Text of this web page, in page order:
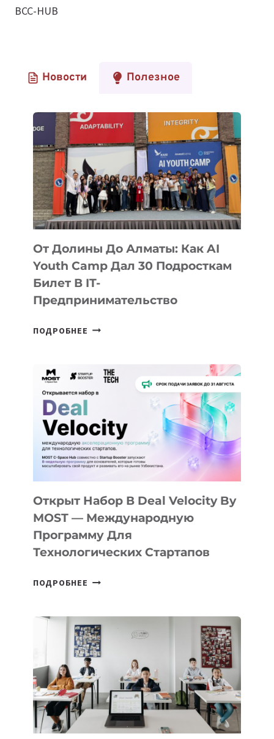
BCC-HUB
Новости Полезное
От Долины До Алматы: Как AI
Youth Camp Дал 30 Подросткам
Билет В IT-
Предпринимательство
ПОДРОБНЕЕ ОТ
АЛМАТЫ:
КАК
AI
YOUTH
CAMP
ДАЛ
30
ПОДРОСТКАМ
БИЛЕТ
В
ПРЕДПРИНИМАТЕЛЬСТВО
Открыт Набор В Deal Velocity By
MOST — Международную
Программу Для
Технологических Стартапов
ПОДРОБНЕЕ ОТКРЫТ
DEAL
VELOCITY
BY
MOST
—
МЕЖДУНАРОДНУЮ
ПРОГРАММУ
ДЛЯ